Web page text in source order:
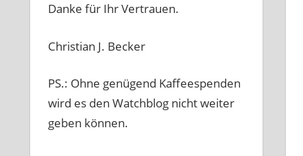
Danke für Ihr Vertrauen.
Christian J. Becker
PS.: Ohne genügend Kaffeespenden
wird es den Watchblog nicht weiter
geben können.